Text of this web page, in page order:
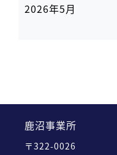
2026年5月
鹿沼事業所
〒322-0026